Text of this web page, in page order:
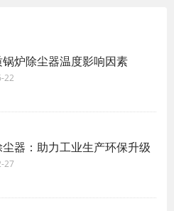
炉除尘器温度影响因素
22
尘器：助力工业生产环保升级
27